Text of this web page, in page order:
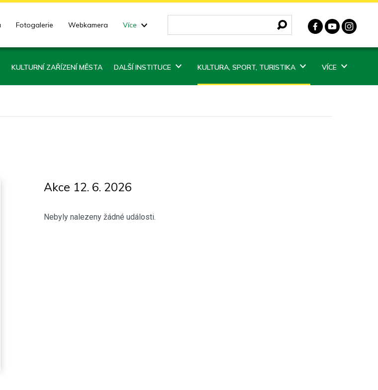
Fotogalerie Webkamera Více
KULTURNÍ ZAŘÍZENÍ MĚSTA DALŠÍ INSTITUCE KULTURA, SPORT, TURISTIKA VÍCE
Akce 12. 6. 2026
Nebyly nalezeny žádné události.